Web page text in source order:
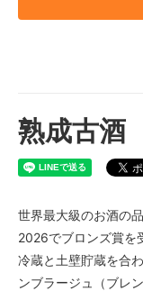
熟成古
世界最大級のお酒の
2026でブロンズ賞を
冷蔵と土壁貯蔵を合
ンブラージュ（ブレ